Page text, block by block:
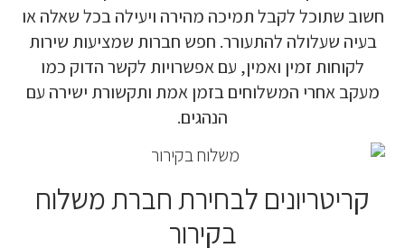
חשוב שתוכל לקבל תמיכה מהירה ויעילה בכל שאלה או
בעיה שעלולה להתעורר. חפש חברות שמציעות שירות
לקוחות זמין ואמין, עם אפשרויות לקשר הדוק כמו
מעקב אחרי המשלוחים בזמן אמת ותקשורת ישירה עם
הנהגים.
קריטריונים לבחירת חברת משלוח
בקירור